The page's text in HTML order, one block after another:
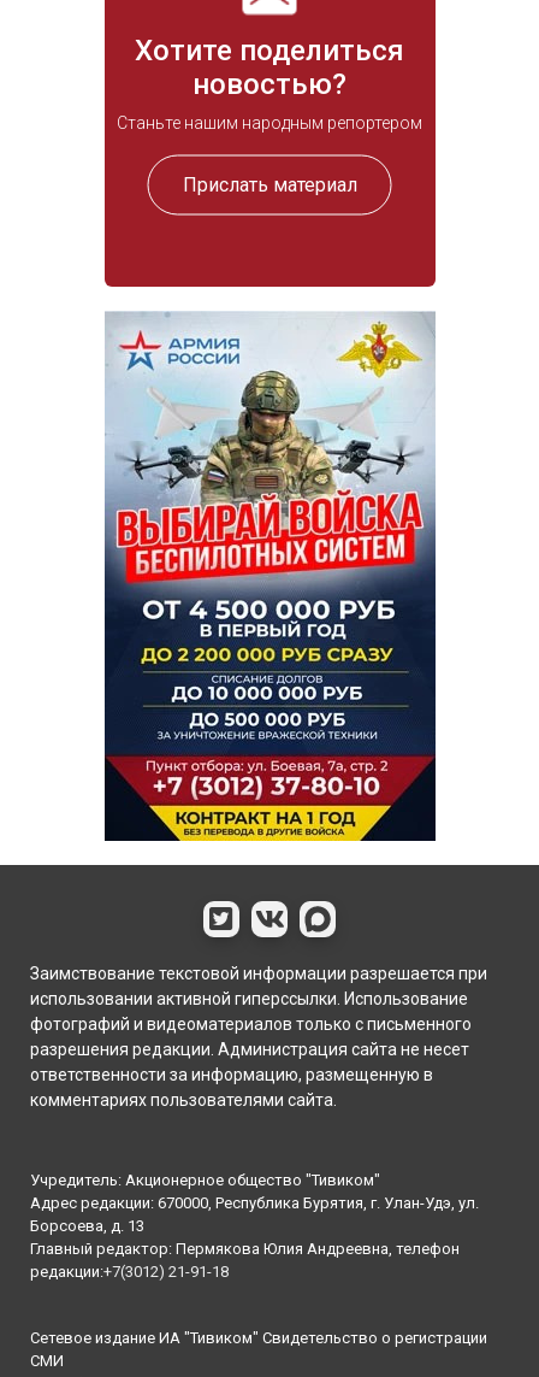
Хотите поделиться
новостью?
Станьте нашим народным репортером
Прислать материал
Заимствование текстовой информации разрешается при
использовании активной гиперссылки. Использование
фотографий и видеоматериалов только с письменного
разрешения редакции. Администрация сайта не несет
ответственности за информацию, размещенную в
комментариях пользователями сайта.
Учредитель: Акционерное общество "Тивиком"
Адрес редакции: 670000, Республика Бурятия, г. Улан-Удэ, ул.
Борсоева, д. 13
Главный редактор: Пермякова Юлия Андреевна, телефон
редакции:+7(3012) 21-91-18
Сетевое издание ИА "Тивиком" Свидетельство о регистрации
СМИ